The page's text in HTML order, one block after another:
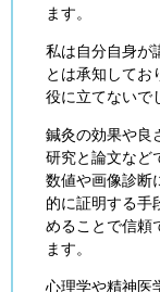
ます。
私は自分自身が
とは承知してお
役に立てないで
鍼灸の効果や良
研究と論文など
数値や画像診断
的に証明する手
めることで信頼
ます。
心理学や精神医